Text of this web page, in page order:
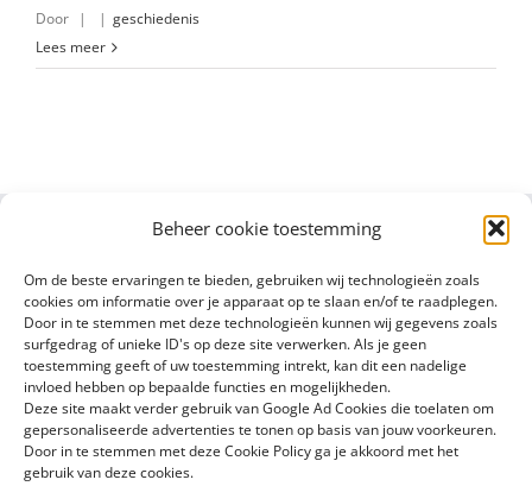
Beheer cookie toestemming
Om de beste ervaringen te bieden, gebruiken wij technologieën zoals
cookies om informatie over je apparaat op te slaan en/of te raadplegen.
Door in te stemmen met deze technologieën kunnen wij gegevens zoals
surfgedrag of unieke ID's op deze site verwerken. Als je geen
toestemming geeft of uw toestemming intrekt, kan dit een nadelige
invloed hebben op bepaalde functies en mogelijkheden.
Deze site maakt verder gebruik van Google Ad Cookies die toelaten om
gepersonaliseerde advertenties te tonen op basis van jouw voorkeuren.
Door in te stemmen met deze Cookie Policy ga je akkoord met het
gebruik van deze cookies.
Door | | geschiedenis
Lees meer